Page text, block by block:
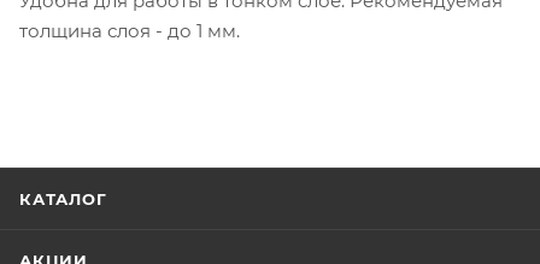
толщина слоя - до 1 мм.
КАТАЛОГ
АКЦИИ